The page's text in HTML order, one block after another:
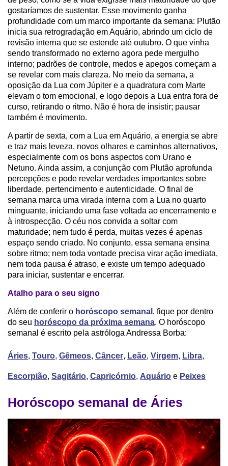
gostaríamos de sustentar. Esse movimento ganha
profundidade com um marco importante da semana: Plutão
inicia sua retrogradação em Aquário, abrindo um ciclo de
revisão interna que se estende até outubro. O que vinha
sendo transformado no externo agora pede mergulho
interno; padrões de controle, medos e apegos começam a
se revelar com mais clareza. No meio da semana, a
oposição da Lua com Júpiter e a quadratura com Marte
elevam o tom emocional, e logo depois a Lua entra fora de
curso, retirando o ritmo. Não é hora de insistir; pausar
também é movimento.
A partir de sexta, com a Lua em Aquário, a energia se abre
e traz mais leveza, novos olhares e caminhos alternativos,
especialmente com os bons aspectos com Urano e
Netuno. Ainda assim, a conjunção com Plutão aprofunda
percepções e pode revelar verdades importantes sobre
liberdade, pertencimento e autenticidade. O final de
semana marca uma virada interna com a Lua no quarto
minguante, iniciando uma fase voltada ao encerramento e
à introspecção. O céu nos convida a soltar com
maturidade; nem tudo é perda, muitas vezes é apenas
espaço sendo criado. No conjunto, essa semana ensina
sobre ritmo; nem toda vontade precisa virar ação imediata,
nem toda pausa é atraso, e existe um tempo adequado
para iniciar, sustentar e encerrar.
Atalho para o seu signo
Além de conferir o horóscopo semanal , fique por dentro
do seu horóscopo da próxima semana. O horóscopo
semanal é escrito pela astróloga Andressa Borba:
Áries, Touro, Gêmeos, Câncer, Leão, Virgem, Libra,
Escorpião, Sagitário, Capricórnio, Aquário e Peixes
Horóscopo semanal de Áries